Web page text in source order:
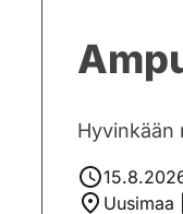
Hyvinkään
Uusimaa